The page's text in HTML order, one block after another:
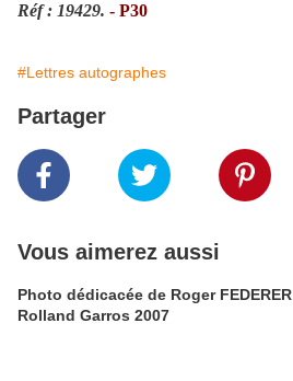
Réf : 19429. - P30
#Lettres autographes
Partager
Vous aimerez aussi
Photo dédicacée de Roger FEDERER -
Rolland Garros 2007